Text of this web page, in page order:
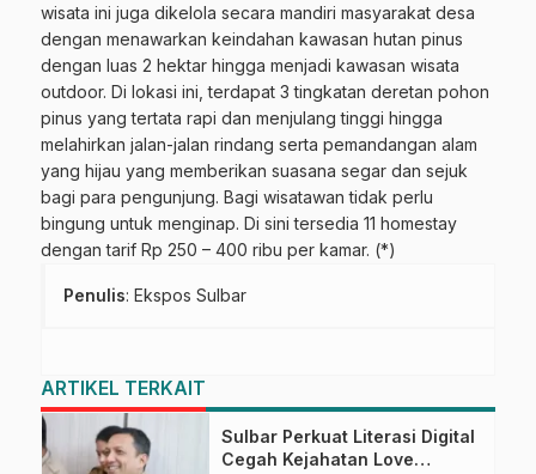
wisata ini juga dikelola secara mandiri masyarakat desa
dengan menawarkan keindahan kawasan hutan pinus
dengan luas 2 hektar hingga menjadi kawasan wisata
outdoor. Di lokasi ini, terdapat 3 tingkatan deretan pohon
pinus yang tertata rapi dan menjulang tinggi hingga
melahirkan jalan-jalan rindang serta pemandangan alam
yang hijau yang memberikan suasana segar dan sejuk
bagi para pengunjung. Bagi wisatawan tidak perlu
bingung untuk menginap. Di sini tersedia 11 homestay
dengan tarif Rp 250 – 400 ribu per kamar. (*)
Penulis: Ekspos Sulbar
ARTIKEL TERKAIT
Sulbar Perkuat Literasi Digital
Cegah Kejahatan Love